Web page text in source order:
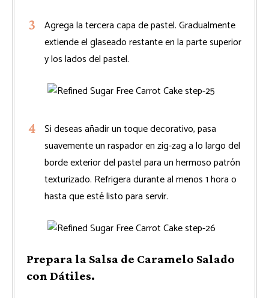
Agrega la tercera capa de pastel. Gradualmente
extiende el glaseado restante en la parte superior
y los lados del pastel.
Si deseas añadir un toque decorativo, pasa
suavemente un raspador en zig-zag a lo largo del
borde exterior del pastel para un hermoso patrón
texturizado. Refrigera durante al menos 1 hora o
hasta que esté listo para servir.
Prepara la Salsa de Caramelo Salado
con Dátiles.